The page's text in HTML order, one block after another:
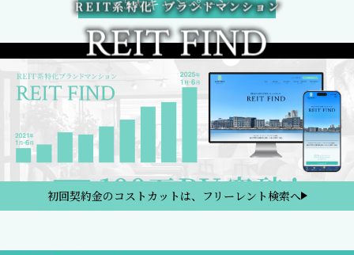
初回契約金のコストカットは、フリーレント検索へ